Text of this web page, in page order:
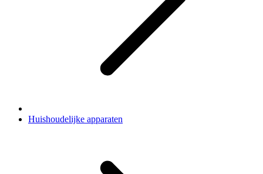
Huishoudelijke apparaten